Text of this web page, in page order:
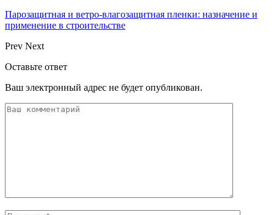
Парозащитная и ветро-влагозащитная пленки: назначение и
применение в строительстве
Prev Next
Оставьте ответ
Ваш электронный адрес не будет опубликован.